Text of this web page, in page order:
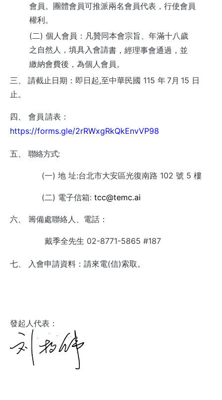
會員。團體會員可推派兩名會員代表，行使會 員
權利。
(二) 個⼈會員：凡贊同本會宗旨、年滿十八歲
之自然⼈，填具入會請書，經理事會通過，並
繳納會費後，為個⼈會員。
三、
請截止⽇期：即⽇起,至中華民國 115 年7月 15 ⽇
止。
四、 會 員 請表 ：
https://forms.gle/2rRWxgRkQkEnvVP98
五、 聯絡方式:
(一) 地 址:台北市大安區光復南路 102 號 5 樓
(二) 電子信箱: tcc@temc.ai
六、 籌備處聯絡⼈、電話：
戴季全先生 02-8771-5865 #187
七、 入會申請資料：請來電(信)索取 。
發起⼈代表 ：